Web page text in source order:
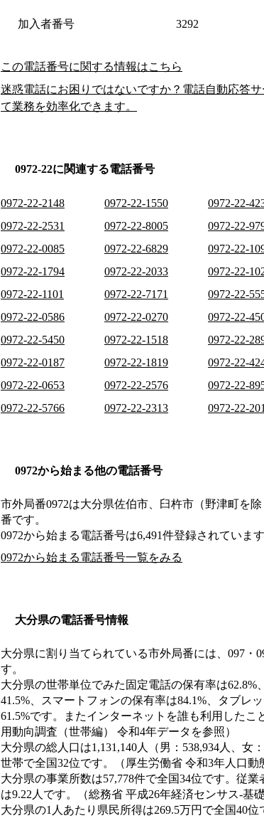
加入者番号 3292
この電話番号に関する情報はこちら
迷惑電話にお困りではないですか？電話自動応答
て業務を効率化できます。
0972-22に関連する電話番号
0972-22-2148 0972-22-1550 0972-22-
0972-22-2531
0972-22-8005 0972-22-
0972-22-0085
0972-22-6829 0972-22-
0972-22-1794
0972-22-2033 0972-22-
0972-22-1101
0972-22-7171 0972-22-
0972-22-0586
0972-22-0270 0972-22-
0972-22-5450
0972-22-1518 0972-22-
0972-22-0187
0972-22-1819 0972-22-
0972-22-0653
0972-22-2576 0972-22-
0972-22-5766
0972-22-2313 0972-22-
0972から始まる他の電話番号
市外局番0972は大分県佐伯市、臼杵市（野津町を
番です。
0972から始まる電話番号は6,491件登録されています
0972から始まる電話番号一覧をみる
大分県の電話番号情報
大分県に割り当てられている市外局番には、097・
す。
大分県の世帯単位でみた固定電話の保有率は
41.5%、スマートフォンの保有率は84.1%、タブレ
61.5%です。またインターネットを誰も利用したこ
用動向調査（世帯編） 令和4年データを参照）
大分県の総人口は1,131,140人（男：538,934人、女
世帯で全国32位です。（厚生労働省 令和3年人口動
大分県の事業所数は57,778件で全国34位です。従
は9.22人です。（総務省 平成26年経済センサス‐基
大分県の1人あたり県民所得は269.5万円で全国40